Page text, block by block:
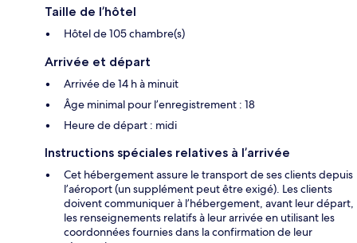
Taille de l’hôtel
Hôtel de 105 chambre(s)
Arrivée et départ
Arrivée de 14 h à minuit
Âge minimal pour l’enregistrement : 18
Heure de départ : midi
Instructions spéciales relatives à l’arrivée
Cet hébergement assure le transport de ses clients depuis
l’aéroport (un supplément peut être exigé). Les clients
doivent communiquer à l’hébergement, avant leur départ,
les renseignements relatifs à leur arrivée en utilisant les
coordonnées fournies dans la confirmation de leur